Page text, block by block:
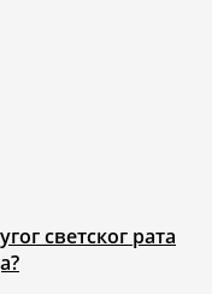
светског рата